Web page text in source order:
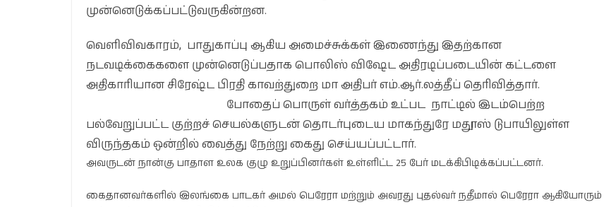
முன்னெடுக்கப்பட்டுவருகின்றன.
வெளிவிவகாரம், பாதுகாப்பு ஆகிய அமைச்சுக்கள் இணைந்து இதற்கான
நடவடிக்கைகளை முன்னெடுப்பதாக பொலிஸ் விஷேட அதிரடிப்படையின் கட்டளை
அதிகாரியான சிரேஷ்ட பிரதி காவற்துறை மா அதிபர் எம்.ஆர்.லத்தீப் தெரிவித்தார்.
போதைப் பொருள் வர்த்தகம் உட்பட நாட்டில் இடம்பெற்ற
பல்வேறுப்பட்ட குற்றச் செயல்களுடன் தொடர்புடைய மாகந்துரே மதூஸ் டுபாயிலுள்ள
விருந்தகம் ஒன்றில் வைத்து நேற்று கைது செய்யப்பட்டார்.
அவருடன் நான்கு பாதாள உலக குழு உறுப்பினர்கள் உள்ளிட்ட 25 பேர் மடக்கிபிடிக்கப்பட்டனர்.
கைதானவர்களில் இலங்கை பாடகர் அமல் பெரேரா மற்றும் அவரது புதல்வர் நதீமால் பெரேரா ஆகியோரும்